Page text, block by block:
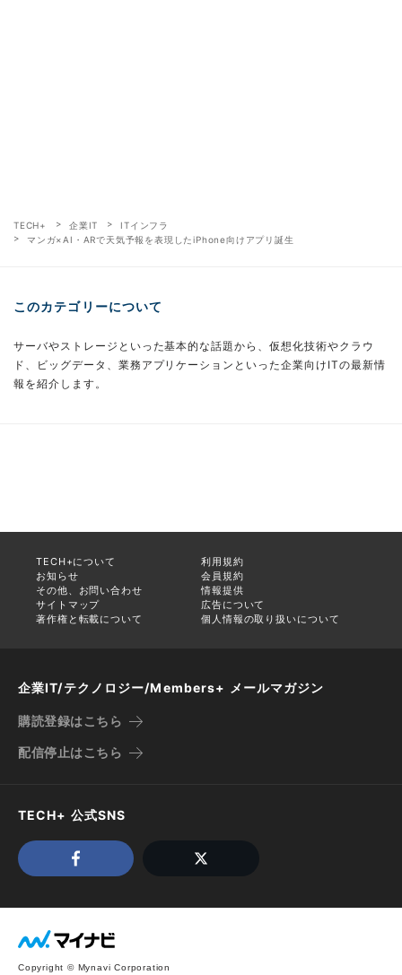
TECH+ 企業IT
ITインフラ
マンガ×AI・ARで天気予報を表現したiPhone向けアプリ誕生
このカテゴリーについて
サーバやストレージといった基本的な話題から、仮想化技術やクラウ
ド、ビッグデータ、業務アプリケーションといった企業向けITの最新情
報を紹介します。
TECH+について
利用規約
お知らせ
会員規約
その他、お問い合わせ
情報提供
サイトマップ
広告について
著作権と転載について
個人情報の取り扱いについて
企業IT/テクノロジー/Members+ メールマガジン
購読登録はこちら
配信停止はこちら
TECH+ 公式SNS
Copyright © Mynavi Corporation